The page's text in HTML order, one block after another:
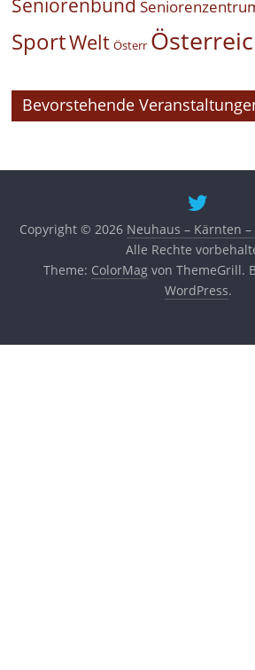
Seniorenbund
SportWelt Österr
Bevorstehende
Copyright © 2026 Neuhaus – Kärnten
Alle Rechte
Theme: ColorMag von ThemeGrill.
WordPress.